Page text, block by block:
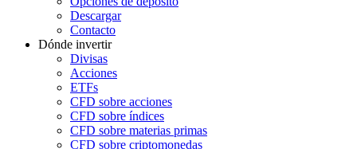
Descargar
Contacto
Dónde invertir
Divisas
Acciones
ETFs
CFD sobre acciones
CFD sobre índices
CFD sobre materias primas
CFD sobre criptomonedas